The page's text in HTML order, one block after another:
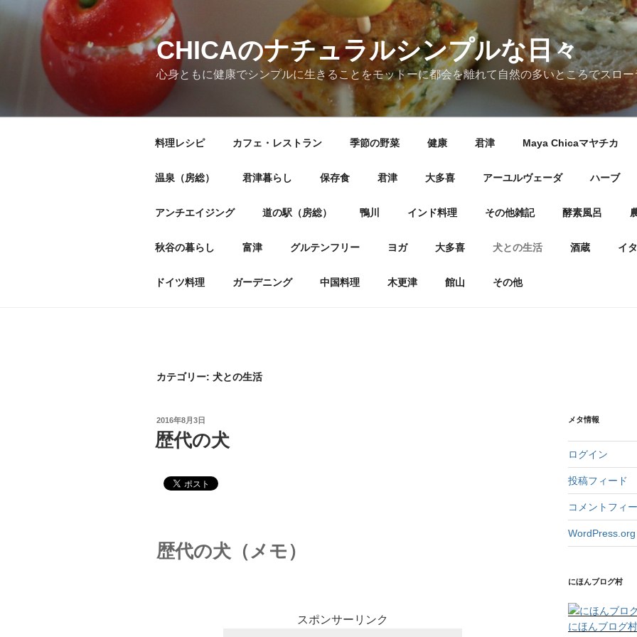
CHICAのナチュラルシンプルな日々
心身ともに健康でシンプルに生きることをモットーに都会を離れて自然の多いところでスロ
料理レシピ カフェ・レストラン 季節の野菜 健康 君津 Maya Chicaマヤチカ
温泉（房総） 君津暮らし 保存食 君津 大多喜 アーユルヴェーダ ハーブ
アンチエイジング 道の駅（房総） 鴨川 インド料理 その他雑記 酵素風呂
秋谷の暮らし 富津 グルテンフリー ヨガ 大多喜 犬との生活 酒蔵 イ
ドイツ料理 ガーデニング 中国料理 木更津 館山 その他
カテゴリー: 犬との生活
2016年8月3日
歴代の犬
歴代の犬（メモ）
スポンサーリンク
メタ情報
ログイン
投稿フィード
コメントフィ
WordPress.org
にほんブログ村
にほんブログ村